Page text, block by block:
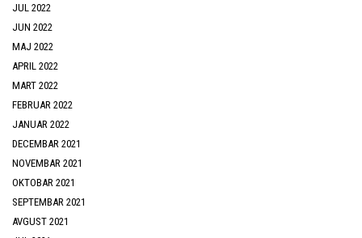
JUL 2022
JUN 2022
MAJ 2022
APRIL 2022
MART 2022
FEBRUAR 2022
JANUAR 2022
DECEMBAR 2021
NOVEMBAR 2021
OKTOBAR 2021
SEPTEMBAR 2021
AVGUST 2021